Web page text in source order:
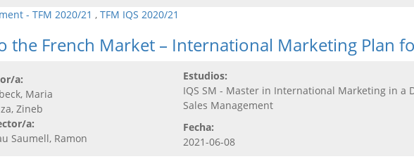
- TFM 2020/21 , TFM IQS 2020/21
the French Market – International Marketing Plan
a:
Maria
Zineb
a:
Saumell, Ramon
Estudios:
IQS SM - Master in International Marketing in
Sales Management
Fecha:
2021-06-08